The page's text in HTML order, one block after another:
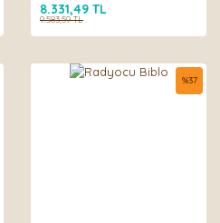
8.331,49 TL
9.583,59 TL
%37